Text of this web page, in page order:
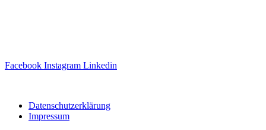
Facebook Instagram Linkedin
Datenschutzerklärung
Impressum